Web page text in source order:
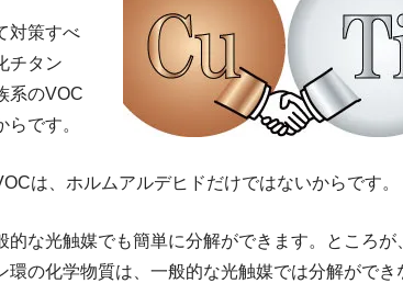
対策すべ
チタン
系のVOC
です。
は、ホルムアルデヒドだけではないからです。
的な光触媒でも簡単に分解ができます。ところが
環の化学物質は、一般的な光触媒では分解ができ